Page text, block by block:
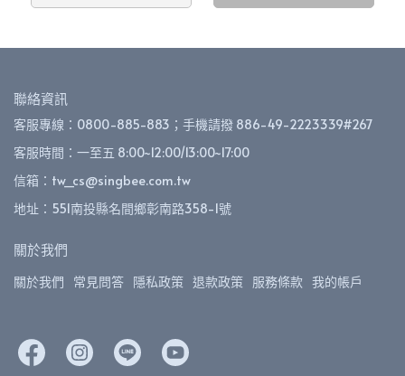
聯絡資訊
客服專線：0800-885-883；手機請撥 886-49-2223339#267
客服時間：一至五 8:00~12:00/13:00~17:00
信箱：tw_cs@singbee.com.tw
地址：551南投縣名間鄉彰南路358-1號
關於我們
關於我們 常見問答 隱私政策 退款政策 服務條款 我的帳戶